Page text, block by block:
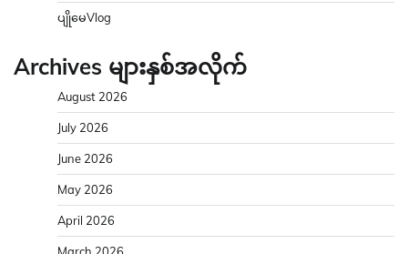
ပျိုမေVlog
Archives များနှစ်အလိုက်
August 2026
July 2026
June 2026
May 2026
April 2026